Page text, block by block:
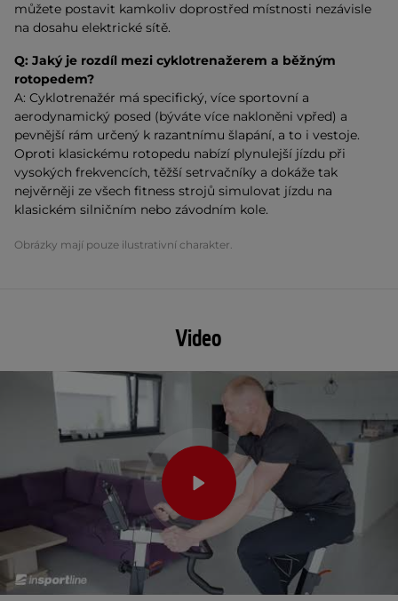
můžete postavit kamkoliv doprostřed místnosti nezávisle
na dosahu elektrické sítě.
Q: Jaký je rozdíl mezi cyklotrenažerem a běžným
rotopedem?
A: Cyklotrenažér má specifický, více sportovní a
aerodynamický posed (býváte více nakloněni vpřed) a
pevnější rám určený k razantnímu šlapání, a to i vestoje.
Oproti klasickému rotopedu nabízí plynulejší jízdu při
vysokých frekvencích, těžší setrvačníky a dokáže tak
nejvěrněji ze všech fitness strojů simulovat jízdu na
klasickém silničním nebo závodním kole.
Obrázky mají pouze ilustrativní charakter.
Video